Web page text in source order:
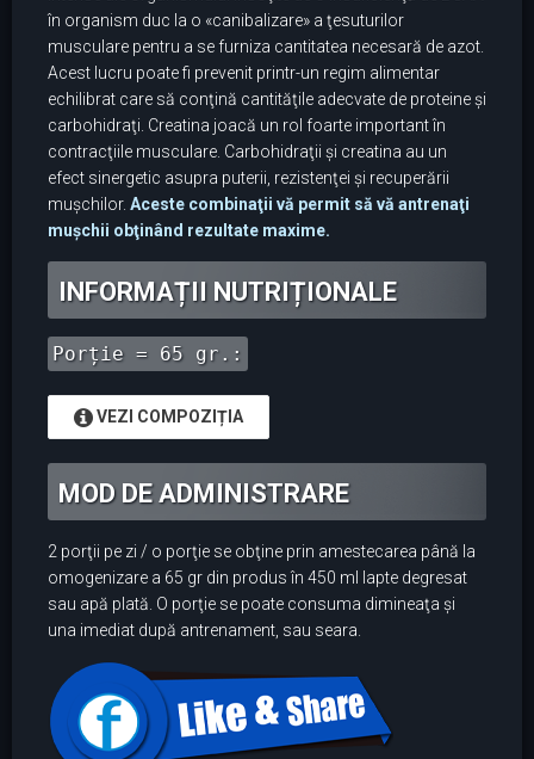
în organism duc la o «canibalizare» a ţesuturilor
musculare pentru a se furniza cantitatea necesară de azot.
Acest lucru poate fi prevenit printr-un regim alimentar
echilibrat care să conţină cantităţile adecvate de proteine şi
carbohidraţi. Creatina joacă un rol foarte important în
contracţiile musculare. Carbohidraţii şi creatina au un
efect sinergetic asupra puterii, rezistenţei şi recuperării
muşchilor. Aceste combinaţii vă permit să vă antrenaţi
muşchii obţinând rezultate maxime.
INFORMAȚII NUTRIȚIONALE
Porție = 65 gr.:
VEZI COMPOZIȚIA
MOD DE ADMINISTRARE
2 porţii pe zi / o porţie se obţine prin amestecarea până la
omogenizare a 65 gr din produs în 450 ml lapte degresat
sau apă plată. O porţie se poate consuma dimineaţa şi
una imediat după antrenament, sau seara.